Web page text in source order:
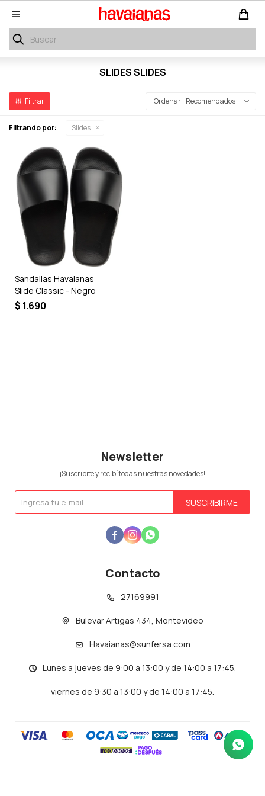

SLIDES SLIDES
Recomendados
Filtrando por: Slides
Sandalias Havaianas
Slide Classic - Negro
$ 1.690
Contacto
27169991
Bulevar Artigas 434, Montevideo
Havaianas@sunfersa.com
Lunes a jueves de 9:00 a 13:00 y de 14:00 a 17:45,
viernes de 9:30 a 13:00 y de 14:00 a 17:45.
Newsletter
¡Suscribite y recibí todas nuestras novedades!
SUSCRIBIRME
  